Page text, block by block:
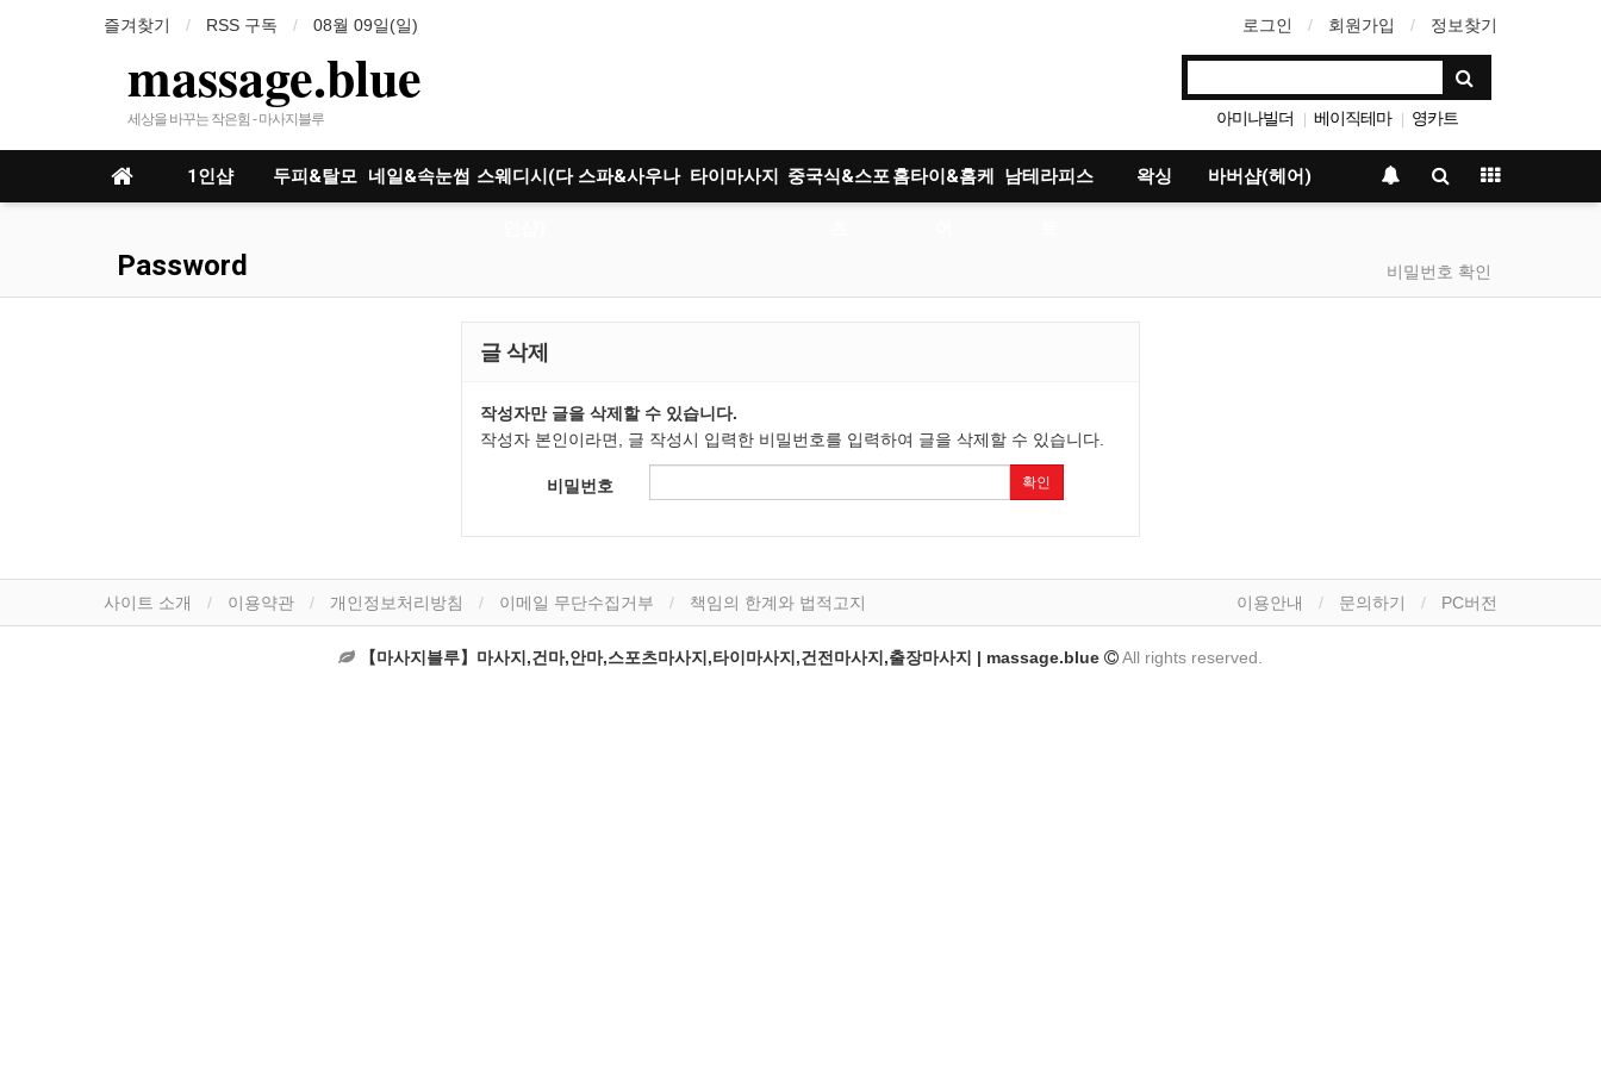
즐겨찾기 RSS 구독 08월 09일(일) 로그인 회원가입 정보찾기
massage.blue
세상을 바꾸는 작은힘 - 마사지블루 아미나빌더 베이직테마 영카트
| 그누보드
1인샵 두피&탈모 네일&속눈썹 스웨디시(다 스파&사우나 타이마사지 중국식&스포홈타이&홈케 남테라피스 왁싱 바버샵(헤어)
Password 비밀번호 확인
글 삭제
작성자만 글을 삭제할 수 있습니다.
작성자 본인이라면, 글 작성시 입력한 비밀번호를 입력하여 글을 삭제할 수 있습니다.
비밀번호 확인
사이트 소개 이용약관 개인정보처리방침 이메일 무단수집거부 책임의 한계와 법적고지 이용안내 문의하기 PC버전
【마사지블루】마사지,건마,안마,스포츠마사지,타이마사지,건전마사지,출장마사지 | massage.blue All rights reserved.